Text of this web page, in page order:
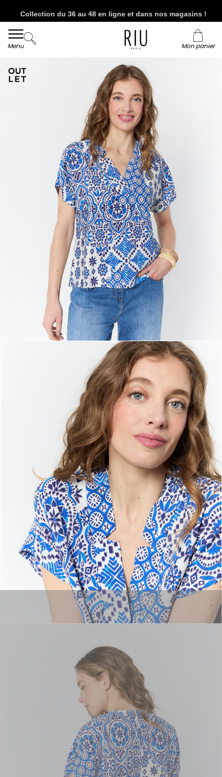
Collection du 36 au 48 en ligne et dans nos magasins !
Livraison et retour offerts* en boutiques RIU
Menu Mon panier